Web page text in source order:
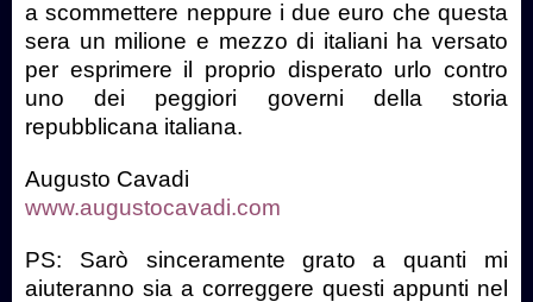
a scommettere neppure i due euro che questa
sera un milione e mezzo di italiani ha versato
per esprimere il proprio disperato urlo contro
uno dei peggiori governi della storia
repubblicana italiana.
Augusto Cavadi
www.augustocavadi.com
PS: Sarò sinceramente grato a quanti mi
aiuteranno sia a correggere questi appunti nel